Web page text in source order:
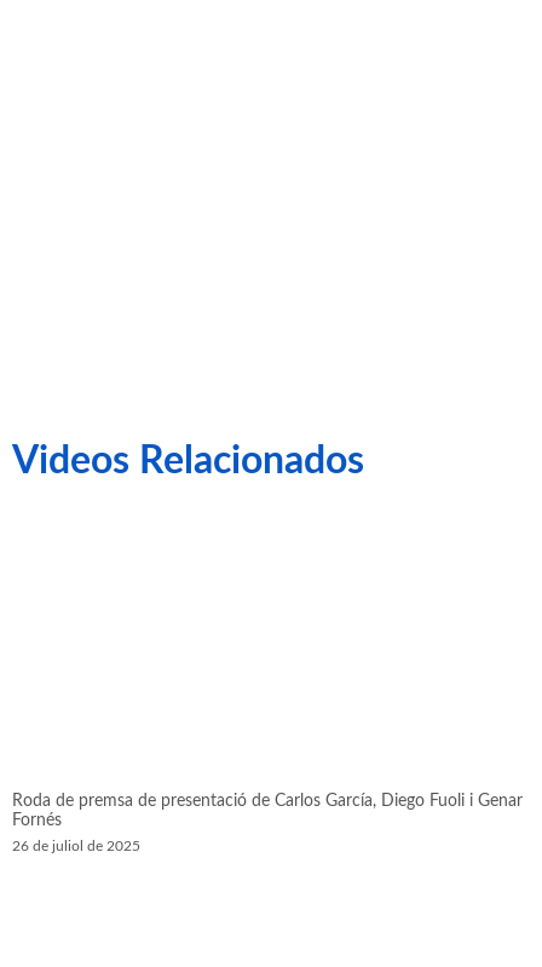
Videos Relacionados
Roda de premsa de presentació de Carlos García, Diego Fuoli i Genar
Fornés
26 de juliol de 2025